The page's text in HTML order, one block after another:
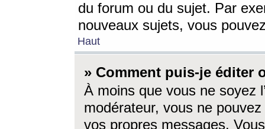
du forum ou du sujet. Par
nouveaux sujets, vous
Haut
» Comment puis-je éditer
À moins que vous ne soyez
modérateur, vous ne
vos propres messages.